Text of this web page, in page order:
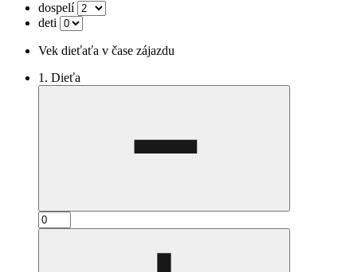
dospelí
deti
Vek dieťaťa v čase zájazdu
1. Dieťa